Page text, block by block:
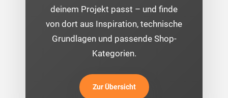
deinem Projekt passt – und finde
von dort aus Inspiration, technische
Grundlagen und passende Shop-
Kategorien.
Zur Übersicht